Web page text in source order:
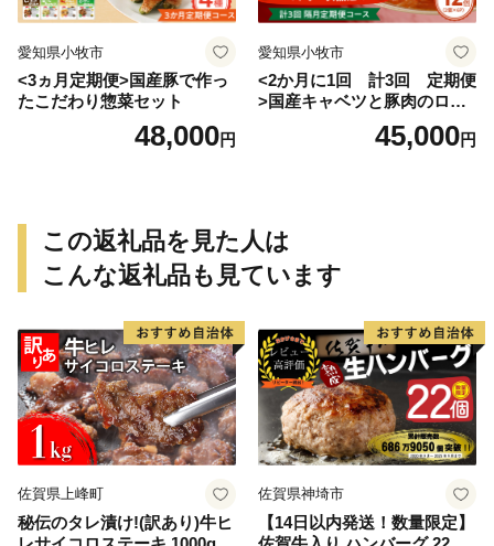
愛知県小牧市
<3ヵ月定期便>国産豚で作っ
たこだわり惣菜セット
48,000円
愛知県小牧市
<2か月に1回 計3回 定期便
>国産キャベツと豚肉のロー
ルキャベツ（6P入り）
45,000円
この返礼品を見た人は
こんな返礼品も見ています
佐賀県上峰町
秘伝のタレ漬け!(訳あり)牛ヒ
佐賀県神埼市
【14日以内発送！数量限定】